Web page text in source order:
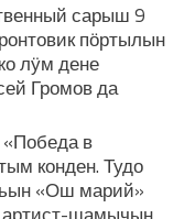
сарыш 9
пӧртылын
лӱм дене
Громов да
в
конден. Тудо
«Ош марий»